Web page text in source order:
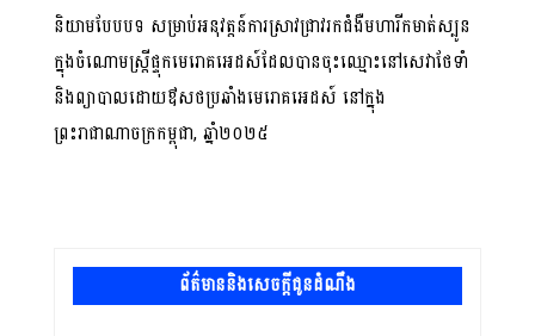
និយាមបែបបទ សម្រាប់អនុវត្តន៍ការស្រាវជ្រាវរកជំងឺមហារីកមាត់ស្បូន
ក្នុងចំណោមស្រ្តីផ្ទុកមេរោគអេដស៍ដែលបានចុះឈ្មោះនៅសេវាថែទាំ
និងព្យាបាលដោយឳសថប្រឆាំងមេរោគអេដស៍ នៅក្នុង
ព្រះរាជាណាចក្រកម្ពុជា, ឆ្នាំ២០២៥
ព័ត៌មាននិងសេចក្តីជូនដំណឹង